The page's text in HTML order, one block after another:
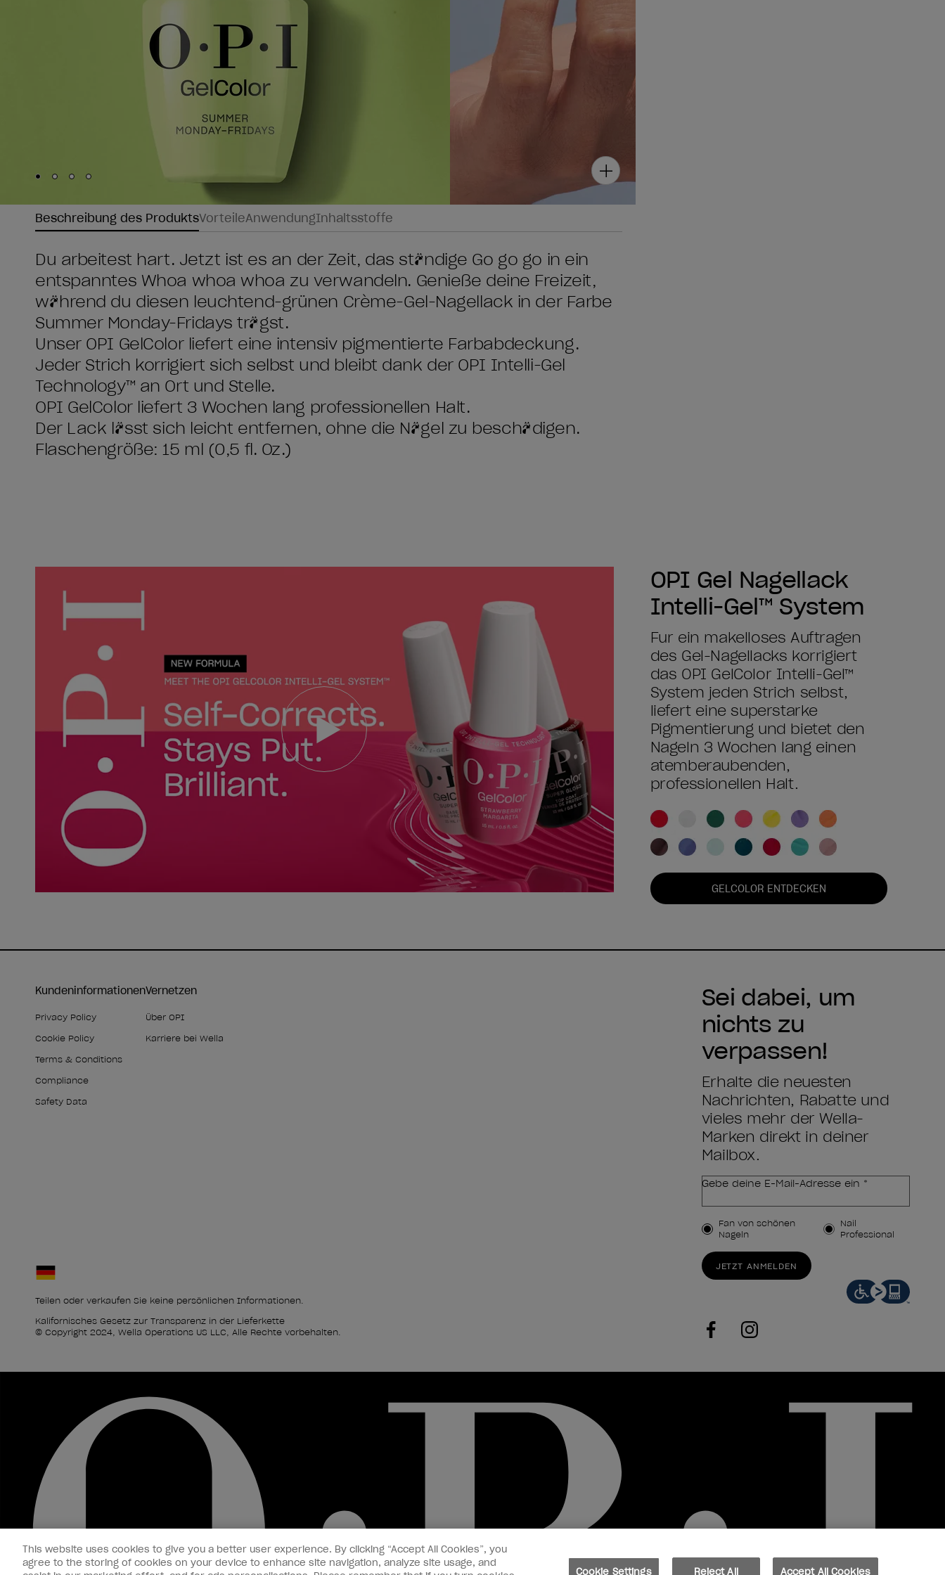
Skip to slide
Skip to slide
Skip to slide
Skip to slide
Beschreibung des ProduktsVorteileAnwendungInhaltsstoffe
Du arbeitest hart. Jetzt ist es an der Zeit, das ständige Go go go in ein
entspanntes Whoa whoa whoa zu verwandeln. Genieße deine Freizeit,
während du diesen leuchtend-grünen Crème-Gel-Nagellack in der Farbe
Summer Monday-Fridays trägst.
Unser OPI GelColor liefert eine intensiv pigmentierte Farbabdeckung.
Jeder Strich korrigiert sich selbst und bleibt dank der OPI Intelli-Gel
Technology™ an Ort und Stelle.
OPI GelColor liefert 3 Wochen lang professionellen Halt.
Der Lack lässt sich leicht entfernen, ohne die Nägel zu beschädigen.
Flaschengröße: 15 ml (0,5 fl. Oz.)
OPI Gel Nagellack
Intelli-Gel™ System
Für ein makelloses Auftragen
des Gel-Nagellacks korrigiert
das OPI GelColor Intelli-Gel™
System jeden Strich selbst,
liefert eine superstarke
Pigmentierung und bietet den
Nägeln 3 Wochen lang einen
atemberaubenden,
professionellen Halt.
GELCOLOR ENTDECKEN
Kundeninformationen
Privacy Policy
Cookie Policy
Terms & Conditions
Compliance
Safety Data
Vernetzen
Über OPI
Karriere bei Wella
Teilen oder verkaufen Sie keine persönlichen Informationen.
Kalifornisches Gesetz zur Transparenz in der Lieferkette
© Copyright 2024, Wella Operations US LLC, Alle Rechte vorbehalten.
Sei dabei, um
nichts zu
verpassen!
Erhalte die neuesten
Nachrichten, Rabatte und
vieles mehr der Wella-
Marken direkt in deiner
Mailbox.
Gebe deine E-Mail-Adresse ein *
Kundenart
Fan von schönen
Nägeln
Nail
Professional
JETZT ANMELDEN
This website uses cookies to give you a better user experience. By clicking “Accept All Cookies”, you
agree to the storing of cookies on your device to enhance site navigation, analyze site usage, and
Cookie Settings Reject All Accept All Cookies